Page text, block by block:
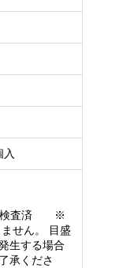
検査済 ※
せん。 目盛
生する場合
承くださ